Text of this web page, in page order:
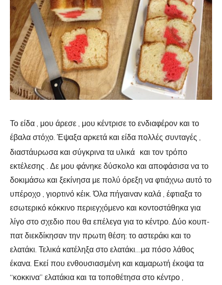
Το είδα , μου άρεσε , μου κέντρισε το ενδιαφέρον και το
έβαλα στόχο. Έψαξα αρκετά και είδα πολλές συνταγές ,
διαστάυρωσα και σύγκρινα τα υλικά και τον τρόπο
εκτέλεσης . Δε μου φάνηκε δύσκολο και αποφάσισα να το
δοκιμάσω και ξεκίνησα με πολύ όρεξη να φτιάχνω αυτό το
υπέροχο , γιορτινό κέικ. Όλα πήγαιναν καλά , έφτιαξα το
εσωτερικό κόκκινο περιεγχόμενο και κοντοστάθηκα για
λίγο στο σχεδιο που θα επέλεγα για το κέντρο. Δύο κουπ-
πατ διεκδίκησαν την πρωτη θέση: το αστεράκι και το
ελατάκι. Τελικά κατέληξα στο ελατάκι…μα πόσο λάθος
έκανα. Εκεί που ενθουσιασμένη και καμαρωτή έκοψα τα
“κοκκινα” ελατάκια και τα τοποθέτησα στο κέντρο ,